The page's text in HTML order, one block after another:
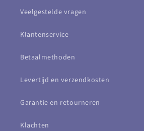
Veelgestelde vragen
Klantenservice
Betaalmethoden
Levertijd en verzendkosten
Garantie en retourneren
Klachten